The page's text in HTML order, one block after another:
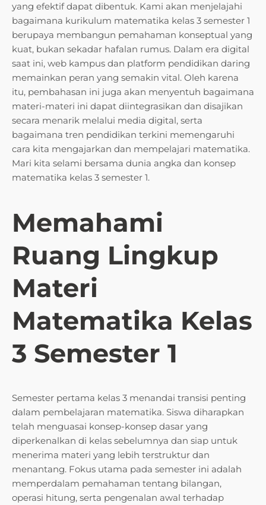
yang efektif dapat dibentuk. Kami akan menjelajahi
bagaimana kurikulum matematika kelas 3 semester 1
berupaya membangun pemahaman konseptual yang
kuat, bukan sekadar hafalan rumus. Dalam era digital
saat ini, web kampus dan platform pendidikan daring
memainkan peran yang semakin vital. Oleh karena
itu, pembahasan ini juga akan menyentuh bagaimana
materi-materi ini dapat diintegrasikan dan disajikan
secara menarik melalui media digital, serta
bagaimana tren pendidikan terkini memengaruhi
cara kita mengajarkan dan mempelajari matematika.
Mari kita selami bersama dunia angka dan konsep
matematika kelas 3 semester 1.
Memahami
Ruang Lingkup
Materi
Matematika Kelas
3 Semester 1
Semester pertama kelas 3 menandai transisi penting
dalam pembelajaran matematika. Siswa diharapkan
telah menguasai konsep-konsep dasar yang
diperkenalkan di kelas sebelumnya dan siap untuk
menerima materi yang lebih terstruktur dan
menantang. Fokus utama pada semester ini adalah
memperdalam pemahaman tentang bilangan,
operasi hitung, serta pengenalan awal terhadap